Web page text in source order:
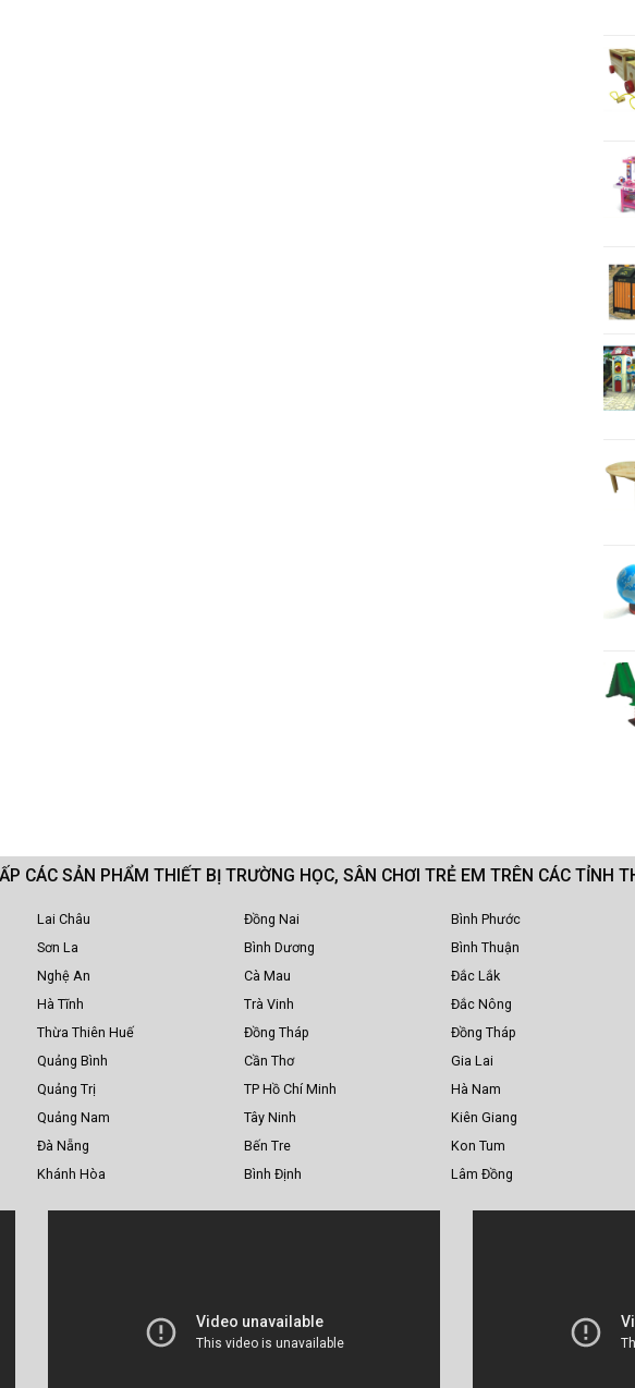
CÁC SẢN PHẨM THIẾT BỊ TRƯỜNG HỌC, SÂN CHƠI TRẺ EM TRÊN CÁC TỈNH
Lai Châu
Sơn La
Nghệ An
Hà Tĩnh
Thừa Thiên Huế
Quảng Bình
Quảng Trị
Quảng Nam
Đà Nẵng
Khánh Hòa
Đồng Nai
Bình Dương
Cà Mau
Trà Vinh
Đồng Tháp
Cần Thơ
TP Hồ Chí Minh
Tây Ninh
Bến Tre
Bình Định
Bình Phước
Bình Thuận
Đắc Lắk
Đắc Nông
Đồng Tháp
Gia Lai
Hà Nam
Kiên Giang
Kon Tum
Lâm Đồng